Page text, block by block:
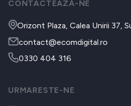
CONTACTEAZĂ-NE
Orizont Plaza, Calea Unirii 37,
contact@ecomdigital.ro
0330 404 316
URMARESTE-NE